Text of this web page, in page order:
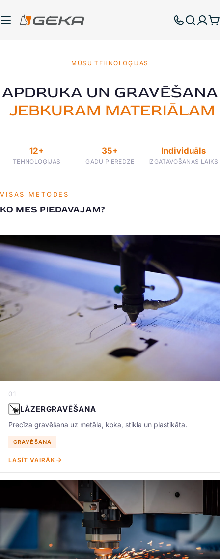
uz
MŪSU TEHNOLOĢIJAS
APDRUKA UN GRAVĒŠANA
JEBKURAM MATERIĀLAM
12+
TEHNOLOĢIJAS
35+
GADU PIEREDZE
Individuāls
IZGATAVOŠANAS LAIKS
VISAS METODES
KO MĒS PIEDĀVĀJAM?
01
LĀZERGRAVĒŠANA
Precīza gravēšana uz metāla, koka, stikla un plastikāta.
GRAVĒŠANA
LASĪT VAIRĀK